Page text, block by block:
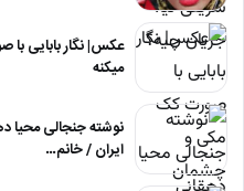
عکس| نگار بابایی
میکنه
نوشته جنجالی محیا
ایران / خانم…